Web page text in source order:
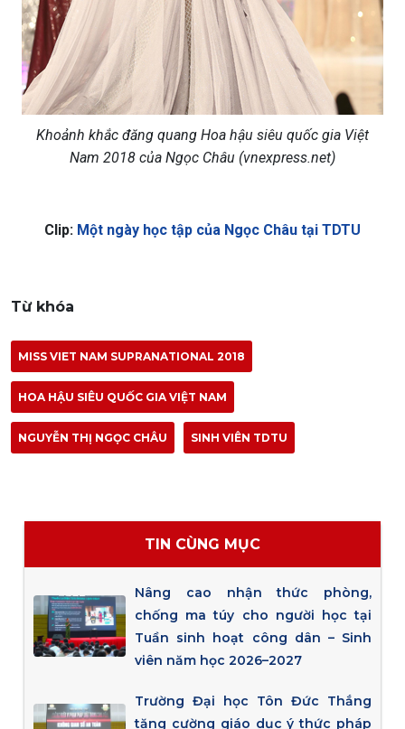
Khoảnh khắc đăng quang Hoa hậu siêu quốc gia Việt
Nam 2018 của Ngọc Châu (vnexpress.net)
Clip: Một ngày học tập của Ngọc Châu tại TDTU
Từ khóa
MISS VIET NAM SUPRANATIONAL 2018
HOA HẬU SIÊU QUỐC GIA VIỆT NAM
NGUYỄN THỊ NGỌC CHÂU SINH VIÊN TDTU
TIN CÙNG MỤC
Nâng cao nhận thức phòng,
chống ma túy cho người học tại
Tuần sinh hoạt công dân – Sinh
viên năm học 2026–2027
Trường Đại học Tôn Đức Thắng
tăng cường giáo dục ý thức pháp